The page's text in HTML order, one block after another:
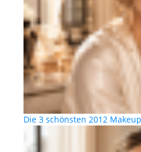
Die 3 schönsten 2012